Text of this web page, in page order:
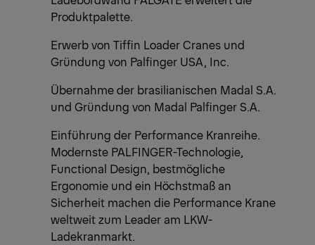
Produktpalette.
Erwerb von Tiffin Loader Cranes und
Gründung von Palfinger USA, Inc.
Übernahme der brasilianischen Madal S.A.
und Gründung von Madal Palfinger S.A.
Einführung der Performance Kranreihe.
Modernste PALFINGER-Technologie,
Functional Design, bestmögliche
Ergonomie und ein Höchstmaß an
Sicherheit machen die Performance Krane
weltweit zum Leader am LKW-
Ladekranmarkt.